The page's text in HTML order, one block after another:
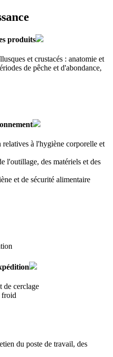
produits
et crustacés : anatomie et
de pêche et d'abondance,
à l'hygiène corporelle et
l'outillage, des matériels et des
et de sécurité alimentaire
de cerclage
froid
du poste de travail, des